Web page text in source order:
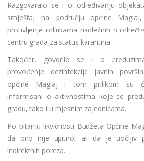
Razgovaralo se i o određivanju
smještaj na području općine
protivljenje odlukama nadležnih o
centru grada za status karantina.
Također, govorilo se i o
provođenje dezinfekcije javnih
općine Maglaj i tom prilikom su
informisani o aktivnostima koje se
gradu, tako i u mjesnim zajednicama.
Po pitanju likvidnosti Budžeta Općine
da ono nije upitno, ali da je uočljiv
indirektnih poreza.